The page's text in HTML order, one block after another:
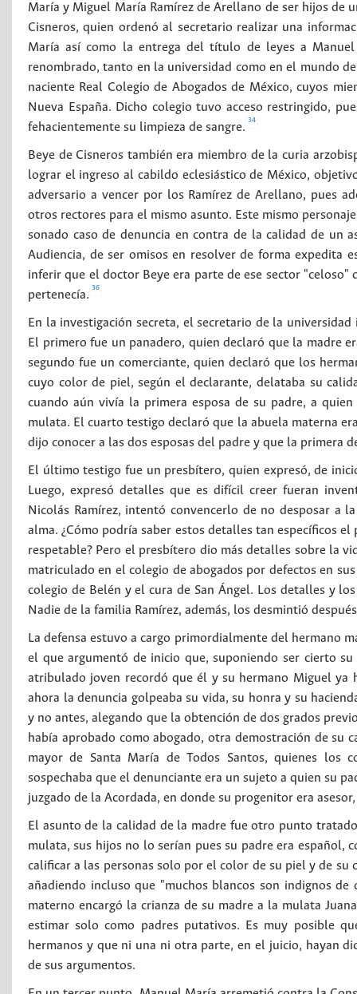
María y Miguel María Ramírez de Arellano de ser hijos de
Cisneros, quien ordenó al secretario realizar una
María así como la entrega del título de leyes a
renombrado, tanto en la universidad como en el mundo
naciente Real Colegio de Abogados de México, cuyos
Nueva España. Dicho colegio tuvo acceso restringido,
fehacientemente su limpieza de sangre.
34
Beye de Cisneros también era miembro de la curia
lograr el ingreso al cabildo eclesiástico de México,
adversario a vencer por los Ramírez de Arellano, pues
otros rectores para el mismo asunto. Este mismo
sonado caso de denuncia en contra de la calidad de un
Audiencia, de ser omisos en resolver de forma expedita
inferir que el doctor Beye era parte de ese sector
pertenecía.
36
En la investigación secreta, el secretario de la
El primero fue un panadero, quien declaró que la madre
segundo fue un comerciante, quien declaró que los
cuyo color de piel, según el declarante, delataba su
cuando aún vivía la primera esposa de su padre, a
mulata. El cuarto testigo declaró que la abuela materna
dijo conocer a las dos esposas del padre y que la primera
El último testigo fue un presbítero, quien expresó, de
Luego, expresó detalles que es difícil creer fueran
Nicolás Ramírez, intentó convencerlo de no desposar a
alma. ¿Cómo podría saber estos detalles tan específicos
respetable? Pero el presbítero dio más detalles sobre la
matriculado en el colegio de abogados por defectos en
colegio de Belén y el cura de San Ángel. Los detalles y
Nadie de la familia Ramírez, además, los desmintió
La defensa estuvo a cargo primordialmente del hermano
el que argumentó de inicio que, suponiendo ser cierto
atribulado joven recordó que él y su hermano Miguel ya
ahora la denuncia golpeaba su vida, su honra y su
y no antes, alegando que la obtención de dos grados
había aprobado como abogado, otra demostración de
mayor de Santa María de Todos Santos, quienes los
sospechaba que el denunciante era un sujeto a quien su
juzgado de la Acordada, en donde su progenitor era
El asunto de la calidad de la madre fue otro punto
mulata, sus hijos no lo serían pues su padre era
calificar a las personas solo por el color de su piel y de
añadiendo incluso que "muchos blancos son indignos
materno encargó la crianza de su madre a la mulata
estimar solo como padres putativos. Es muy posible
hermanos y que ni una ni otra parte, en el juicio, hayan
de sus argumentos.